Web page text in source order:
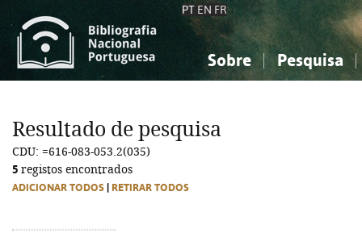
PT EN FR
Sobre Pesquisa
Ciências sociais...
Ciências sociais...
Resultado de pesquisa
CDU: =616-083-053.2(035)
5 registos encontrados
ADICIONAR TODOS RETIRAR TODOS